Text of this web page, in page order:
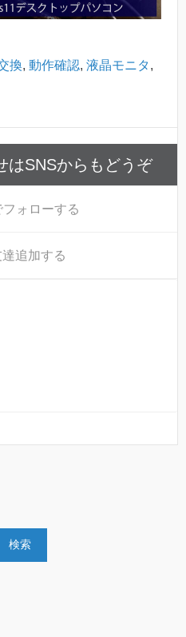
換, 動作確認, 液晶モニタ,
はSNSからもどうぞ
フォローする
追加する
検索